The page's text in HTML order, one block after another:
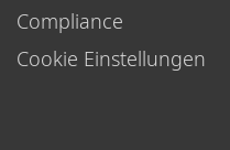
Compliance
Cookie Einstellungen